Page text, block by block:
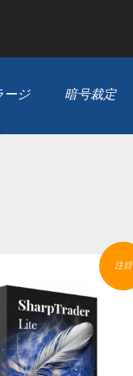
ージ 暗号裁定
注目